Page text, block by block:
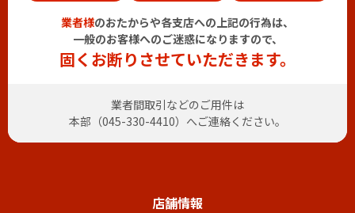
業者様のおたからや各支店への上記の行為は、
一般のお客様へのご迷惑になりますので、
固くお断りさせていただきます。
業者間取引などのご用件は
本部（045-330-4410）へご連絡ください。
店舗情報